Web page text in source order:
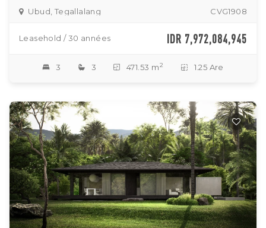
Ubud, Tegallalang CVG1908
Leasehold / 30 années IDR 7,972,084,945
3 3 471.53 m 2 1.25 Are